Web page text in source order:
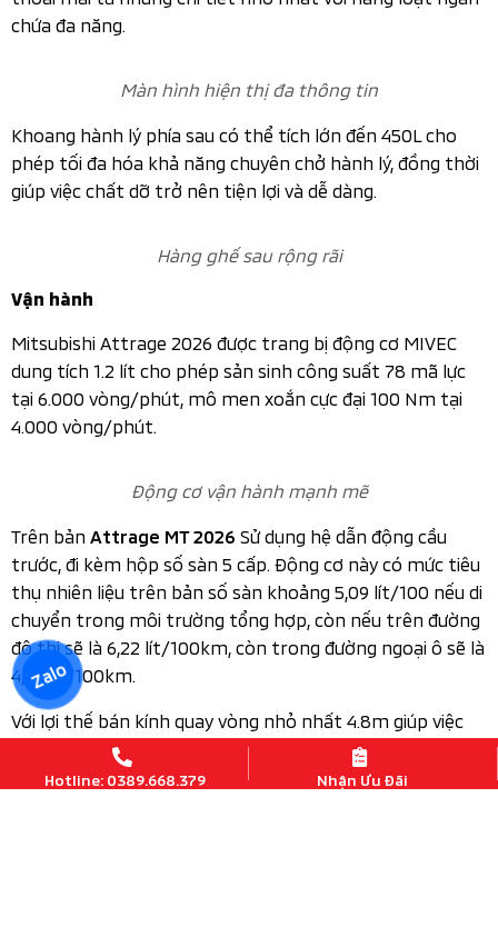
Đuôi xe thiết kế nhỏ gọn
Nội thất
Nhờ bố trí khoang động cơ thông minh, tiết kiệm diện
tích, không gian nội thất của Attrage nhờ vậy được mở
rộng mang đến sự rộng rãi thoải mái cho các hành
khách. Nhìn chung, nội thất của Mitsubishi Atrage 2026
một số chi tiết đồng thời trang bị thêm tính năng, công
nghệ hỗ trợ người dùng.
Hotline: 0389.668.379 Nhận Ưu Đãi
Zalo